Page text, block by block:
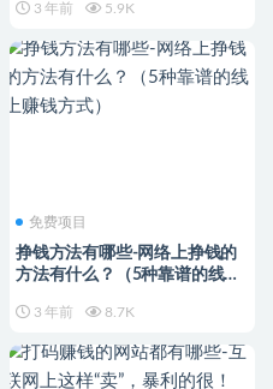
3 年前 5.9K
免费项目
挣钱方法有哪些-网络上挣钱的
方法有什么？（5种靠谱的线上
3 年前 8.7K